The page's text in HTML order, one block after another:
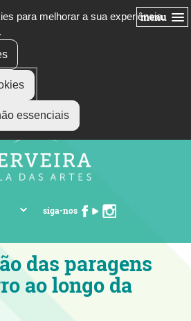
para melhorar a sua experiência.
.
essenciais
menu
siga-nos
das paragens
ao longo da